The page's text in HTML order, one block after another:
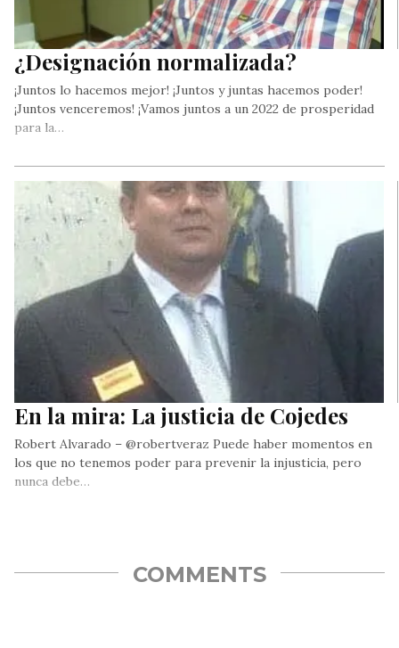
¿Designación normalizada?
¡Juntos lo hacemos mejor! ¡Juntos y juntas hacemos poder!
¡Juntos venceremos! ¡Vamos juntos a un 2022 de prosperidad
para la…
En la mira: La justicia de Cojedes
Robert Alvarado – @robertveraz Puede haber momentos en
los que no tenemos poder para prevenir la injusticia, pero
nunca debe…
COMMENTS